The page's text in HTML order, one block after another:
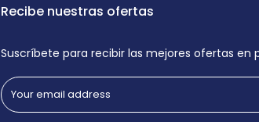
Recibe nuestras ofertas
Suscríbete para recibir las mejores ofertas